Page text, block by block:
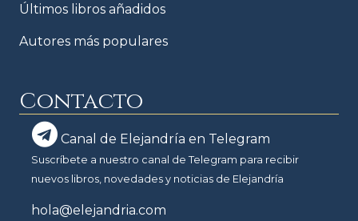
Últimos libros añadidos
Autores más populares
Contacto
Canal de Elejandría en Telegram
Suscríbete a nuestro canal de Telegram para recibir
nuevos libros, novedades y noticias de Elejandría
hola@elejandria.com